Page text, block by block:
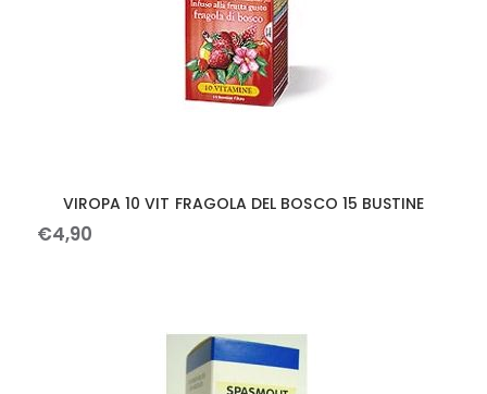
VIROPA 10 VIT FRAGOLA DEL BOSCO 15 BUSTINE
€4,90